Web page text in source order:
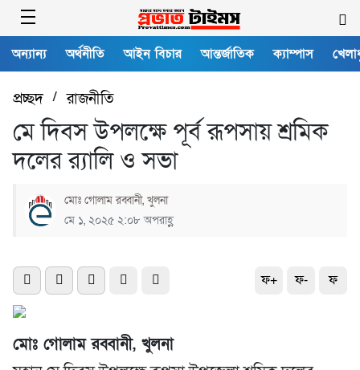
অন্যান্য অর্থনীতি আইন বিচার আন্তর্জাতিক ক্যাম্পাস
প্রচ্ছদ/রাজনীতি
মে দিবস উপলক্ষে পূর্ব রূপসায় শ্রমিক
দলের র‌্যালি ও সভা
মোঃ গোলাম রব্বানী, খুলনা
মে ১, ২০২৫ ২:০৮ অপরাহ্ণ
ফ+ ফ- ফ
মোঃ গোলাম রব্বানী, খুলনা